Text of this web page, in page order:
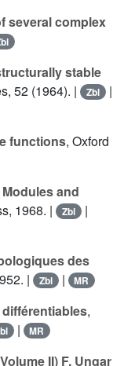
several complex
stable
52 (1964). | Zbl |
functions, Oxford
and
1968. | Zbl |
des
| Zbl | MR
,
| MR
II) F. Ungar